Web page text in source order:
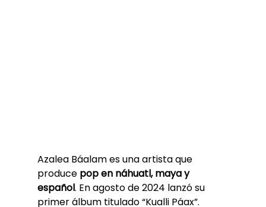
Azalea Báalam es una artista que
produce pop en náhuatl, maya y
español. En agosto de 2024 lanzó su
primer álbum titulado “Kualli Páax”.